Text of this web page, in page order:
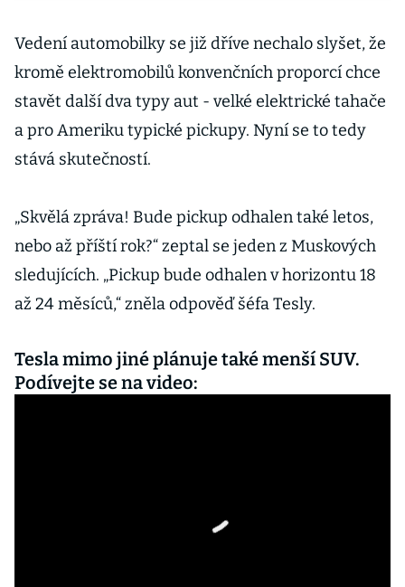
Vedení automobilky se již dříve nechalo slyšet, že
kromě elektromobilů konvenčních proporcí chce
stavět další dva typy aut - velké elektrické tahače
a pro Ameriku typické pickupy. Nyní se to tedy
stává skutečností.
„Skvělá zpráva! Bude pickup odhalen také letos,
nebo až příští rok?“ zeptal se jeden z Muskových
sledujících. „Pickup bude odhalen v horizontu 18
až 24 měsíců,“ zněla odpověď šéfa Tesly.
Tesla mimo jiné plánuje také menší SUV.
Podívejte se na video: